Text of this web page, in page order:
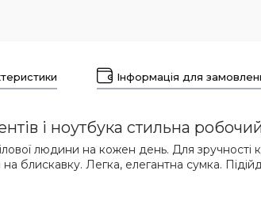
Інформація для
і ноутбука стильна
людини на кожен день. Для
блискавку. Легка, елегантна сумка.